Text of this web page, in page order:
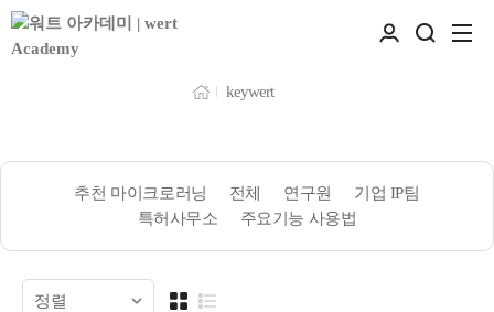
keywert
추천 마이크로러닝 전체 연구원
기업 IP팀
특허사무소
주요기능 사용법